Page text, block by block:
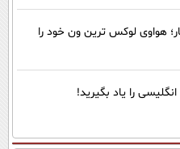
و 523 اسب بخار؛ هواوی لوکس ترین ون خود را
را یاد بگیرید!